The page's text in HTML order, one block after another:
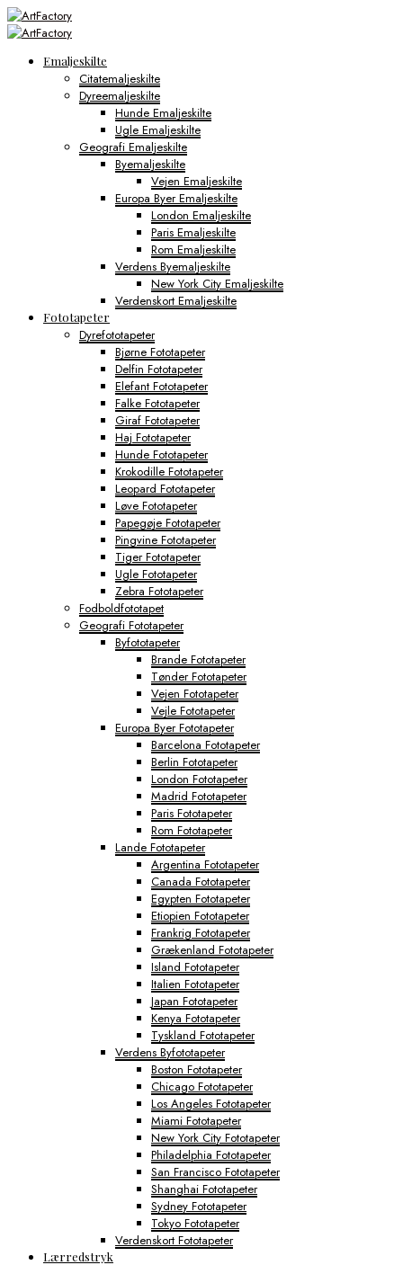
Emaljeskilte
Citatemaljeskilte
Dyreemaljeskilte
Hunde Emaljeskilte
Ugle Emaljeskilte
Geografi Emaljeskilte
Byemaljeskilte
Vejen Emaljeskilte
Europa Byer Emaljeskilte
London Emaljeskilte
Paris Emaljeskilte
Rom Emaljeskilte
Verdens Byemaljeskilte
New York City Emaljeskilte
Verdenskort Emaljeskilte
Fototapeter
Dyrefototapeter
Bjørne Fototapeter
Delfin Fototapeter
Elefant Fototapeter
Falke Fototapeter
Giraf Fototapeter
Haj Fototapeter
Hunde Fototapeter
Krokodille Fototapeter
Leopard Fototapeter
Løve Fototapeter
Papegøje Fototapeter
Pingvine Fototapeter
Tiger Fototapeter
Ugle Fototapeter
Zebra Fototapeter
Fodboldfototapet
Geografi Fototapeter
Byfototapeter
Brande Fototapeter
Tønder Fototapeter
Vejen Fototapeter
Vejle Fototapeter
Europa Byer Fototapeter
Barcelona Fototapeter
Berlin Fototapeter
London Fototapeter
Madrid Fototapeter
Paris Fototapeter
Rom Fototapeter
Lande Fototapeter
Argentina Fototapeter
Canada Fototapeter
Egypten Fototapeter
Etiopien Fototapeter
Frankrig Fototapeter
Grækenland Fototapeter
Island Fototapeter
Italien Fototapeter
Japan Fototapeter
Kenya Fototapeter
Tyskland Fototapeter
Verdens Byfototapeter
Boston Fototapeter
Chicago Fototapeter
Los Angeles Fototapeter
Miami Fototapeter
New York City Fototapeter
Philadelphia Fototapeter
San Francisco Fototapeter
Shanghai Fototapeter
Sydney Fototapeter
Tokyo Fototapeter
Verdenskort Fototapeter
Lærredstryk